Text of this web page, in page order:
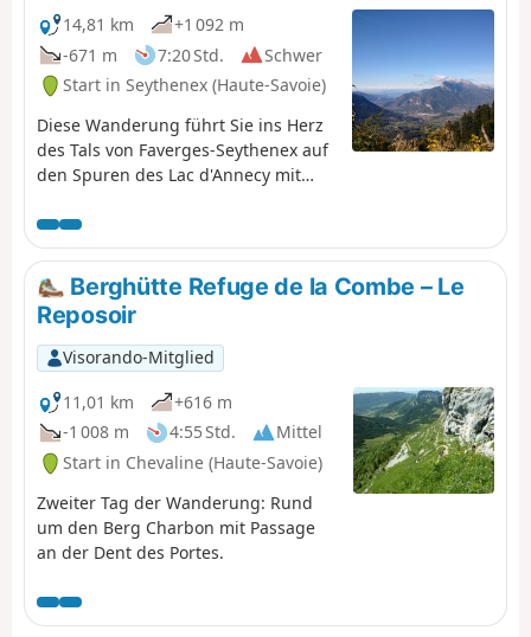
14,81 km
+1 092 m
-671 m
7:20 Std.
Schwer
Start in Seythenex (Haute-Savoie)
Diese Wanderung führt Sie ins Herz
des Tals von Faverges-Seythenex auf
den Spuren des Lac d'Annecy mit
Hauptwasserzufuhr des Sees
darstellt, und endet mit einem Blick
auf Albertville und den Mont Blanc
am Col de l'Alpettaz (1580 m).
Berghütte Refuge de la Combe – Le
Reposoir
Visorando-Mitglied
11,01 km
+616 m
-1 008 m
4:55 Std.
Mittel
Start in Chevaline (Haute-Savoie)
Zweiter Tag der Wanderung: Rund
um den Berg Charbon mit Passage
an der Dent des Portes.